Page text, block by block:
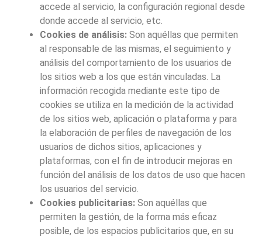
accede al servicio, la configuración regional desde
donde accede al servicio, etc.
Cookies de análisis:Son aquéllas que permiten
al responsable de las mismas, el seguimiento y
análisis del comportamiento de los usuarios de
los sitios web a los que están vinculadas. La
información recogida mediante este tipo de
cookies se utiliza en la medición de la actividad
de los sitios web, aplicación o plataforma y para
la elaboración de perfiles de navegación de los
usuarios de dichos sitios, aplicaciones y
plataformas, con el fin de introducir mejoras en
función del análisis de los datos de uso que hacen
los usuarios del servicio.
Cookies publicitarias:Son aquéllas que
permiten la gestión, de la forma más eficaz
posible, de los espacios publicitarios que, en su